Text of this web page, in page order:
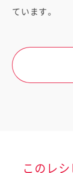
ています。
このレ